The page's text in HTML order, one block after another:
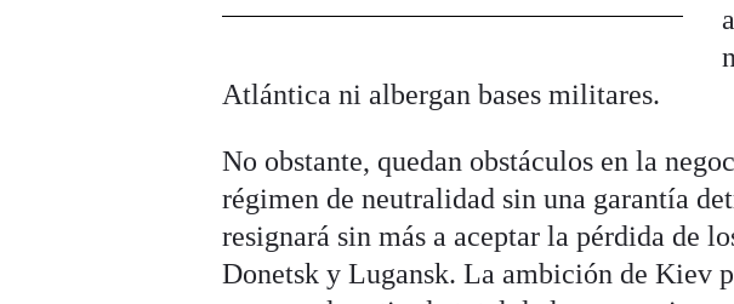
Atlántica ni albergan bases militares.
No obstante, quedan obstáculos en la
régimen de neutralidad sin una garantía
resignará sin más a aceptar la pérdida de
Donetsk y Lugansk. La ambición de Kiev